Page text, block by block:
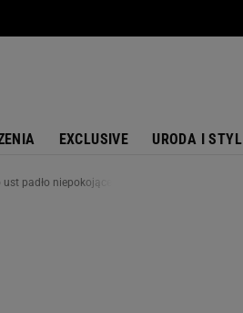
EXCLUSIVE URODA I STYL
padło niepokojące wyznanie